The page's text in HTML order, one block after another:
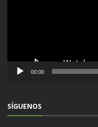
00:00
SÍGUENOS